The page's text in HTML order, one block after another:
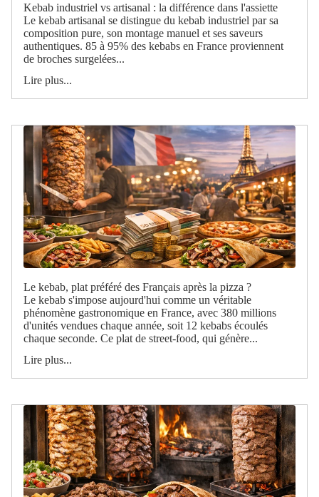
Kebab industriel vs artisanal : la différence dans l'assiette
Le kebab artisanal se distingue du kebab industriel par sa
composition pure, son montage manuel et ses saveurs
authentiques. 85 à 95% des kebabs en France proviennent
de broches surgelées...
Lire plus...
Le kebab, plat préféré des Français après la pizza ?
Le kebab s'impose aujourd'hui comme un véritable
phénomène gastronomique en France, avec 380 millions
d'unités vendues chaque année, soit 12 kebabs écoulés
chaque seconde. Ce plat de street-food, qui génère...
Lire plus...